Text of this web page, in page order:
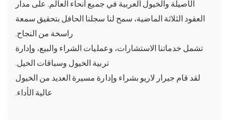
الأصيلة والخيول العربية في جميع أنحاء العالم. على مدار
العقود الثلاثة الماضية، سمح لنا سجلنا الحافل بتحقيق سمعة
راسخة من النجاح.
تشمل خدماتنا الاستشارات، وعمليات الشراء والبيع، وإدارة
تربية الخيول وسباقات الخيل.
لقد قام جيرار لاريو بشراء وإدارة مسيرة العديد من الخيول
عالية الأداء.